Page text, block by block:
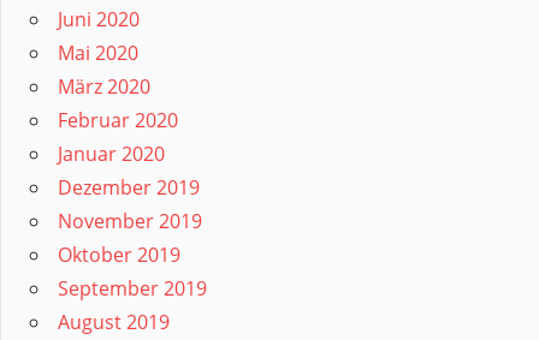
Juni 2020
Mai 2020
März 2020
Februar 2020
Januar 2020
Dezember 2019
November 2019
Oktober 2019
September 2019
August 2019